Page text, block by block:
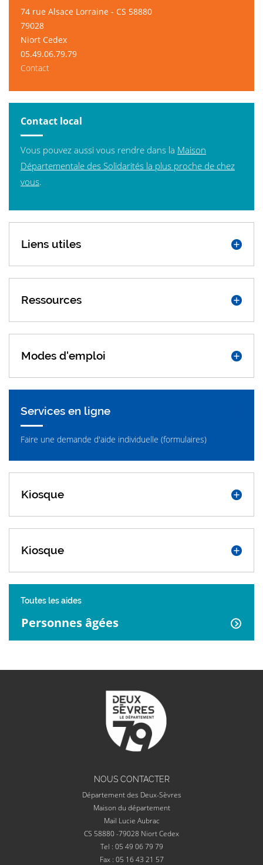
74 rue Alsace Lorraine - CS 58880
79028
Niort Cedex
05.49.06.79.79
Contact
Contact local
Vous pouvez aussi vous rendre dans la Maison
Départementale des Solidarités la plus proche de chez
vous.
Liens utiles
Ressources
Modes d'emploi
Services en ligne
Faire une demande d'aide individuelle (formulaires)
Kiosque
Kiosque
Toutes les aides
Personnes âgées
NOUS CONTACTER
Département des Deux-Sèvres
Maison du département
Mail Lucie Aubrac
CS 58880 -79028 Niort Cedex
Tel : 05 49 06 79 79
Fax : 05 16 43 21 57